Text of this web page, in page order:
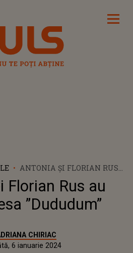
ANTONIA ȘI FLORIAN RUS
AU LANSAT PIESA
”DUDUDUM”
Florian Rus au
”Dududum”
CHIRIAC
6 ianuarie 2024